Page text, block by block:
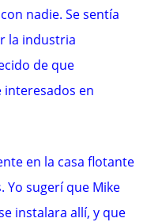
nadie. Se sentía
la industria
de que
en
en la casa flotante
sugerí que Mike
instalara allí, y que